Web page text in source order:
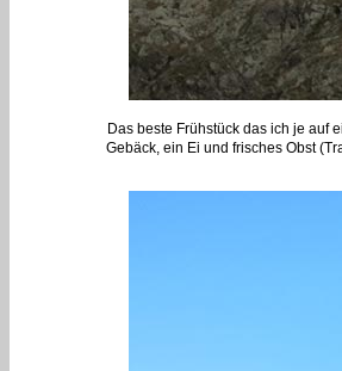
Das beste Frühstück das ich je auf
Gebäck, ein Ei und frisches Obst